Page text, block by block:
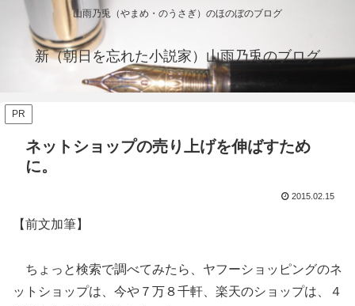
山雨乃兎（やまめ・のうさぎ）のほのぼのブログ
新（朝日を忘れた小説家）山雨乃兎のブログ
PR
ネットショップの売り上げを伸ばすため
に。
2015.02.15
【前文加筆】
ちょっと検索で調べてみたら、ヤフーショッピングのネ
ットショップは、今や７万８千軒、楽天のショップは、４